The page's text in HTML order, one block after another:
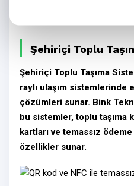
Şehiriçi Toplu
Şehiriçi Toplu Taşıma
raylı ulaşım
çözümleri sunar. Bink
bu sistemler,toplu taşıma
kartlarıvetemassız
özellikler sunar.